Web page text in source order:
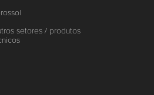
setores / produtos